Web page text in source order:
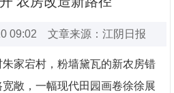
09:02 文章来源：江阴日报
家宕村，粉墙黛瓦的新农房错
敞，一幅现代田园画卷徐徐展